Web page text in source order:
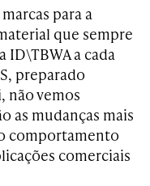
para a
que sempre
ID\TBWA a cada
preparado
não vemos
as mudanças mais
comportamento
comerciais